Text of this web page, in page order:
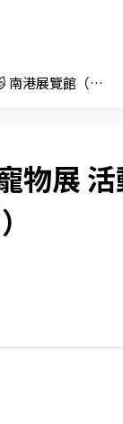
🐶7/3–7/6 寵物展 活動PT🐱 南港展覽館（大量招募35名）
物展